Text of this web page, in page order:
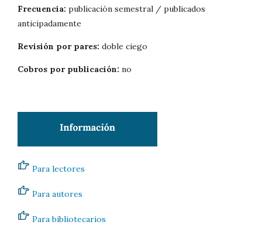
Frecuencia: publicación semestral / publicados
anticipadamente
Revisión por pares: doble ciego
Cobros por publicación: no
Para lectores
Para autores
Para bibliotecarios